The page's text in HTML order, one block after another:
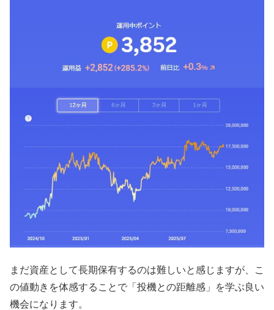
まだ資産として長期保有するのは難しいと感じますが、こ
の値動きを体感することで「投機との距離感」を学ぶ良い
機会になります。